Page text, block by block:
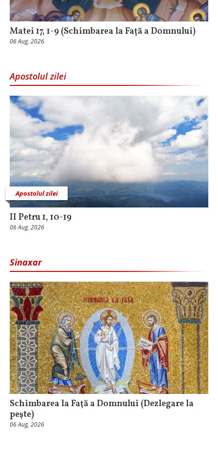
Matei 17, 1-9 (Schimbarea la Față a Domnului)
06 Aug, 2026
Apostolul zilei
Apostolul zilei
II Petru 1, 10-19
06 Aug, 2026
Sinaxar
Schimbarea la Faţă a Domnului (Dezlegare la
peşte)
06 Aug, 2026